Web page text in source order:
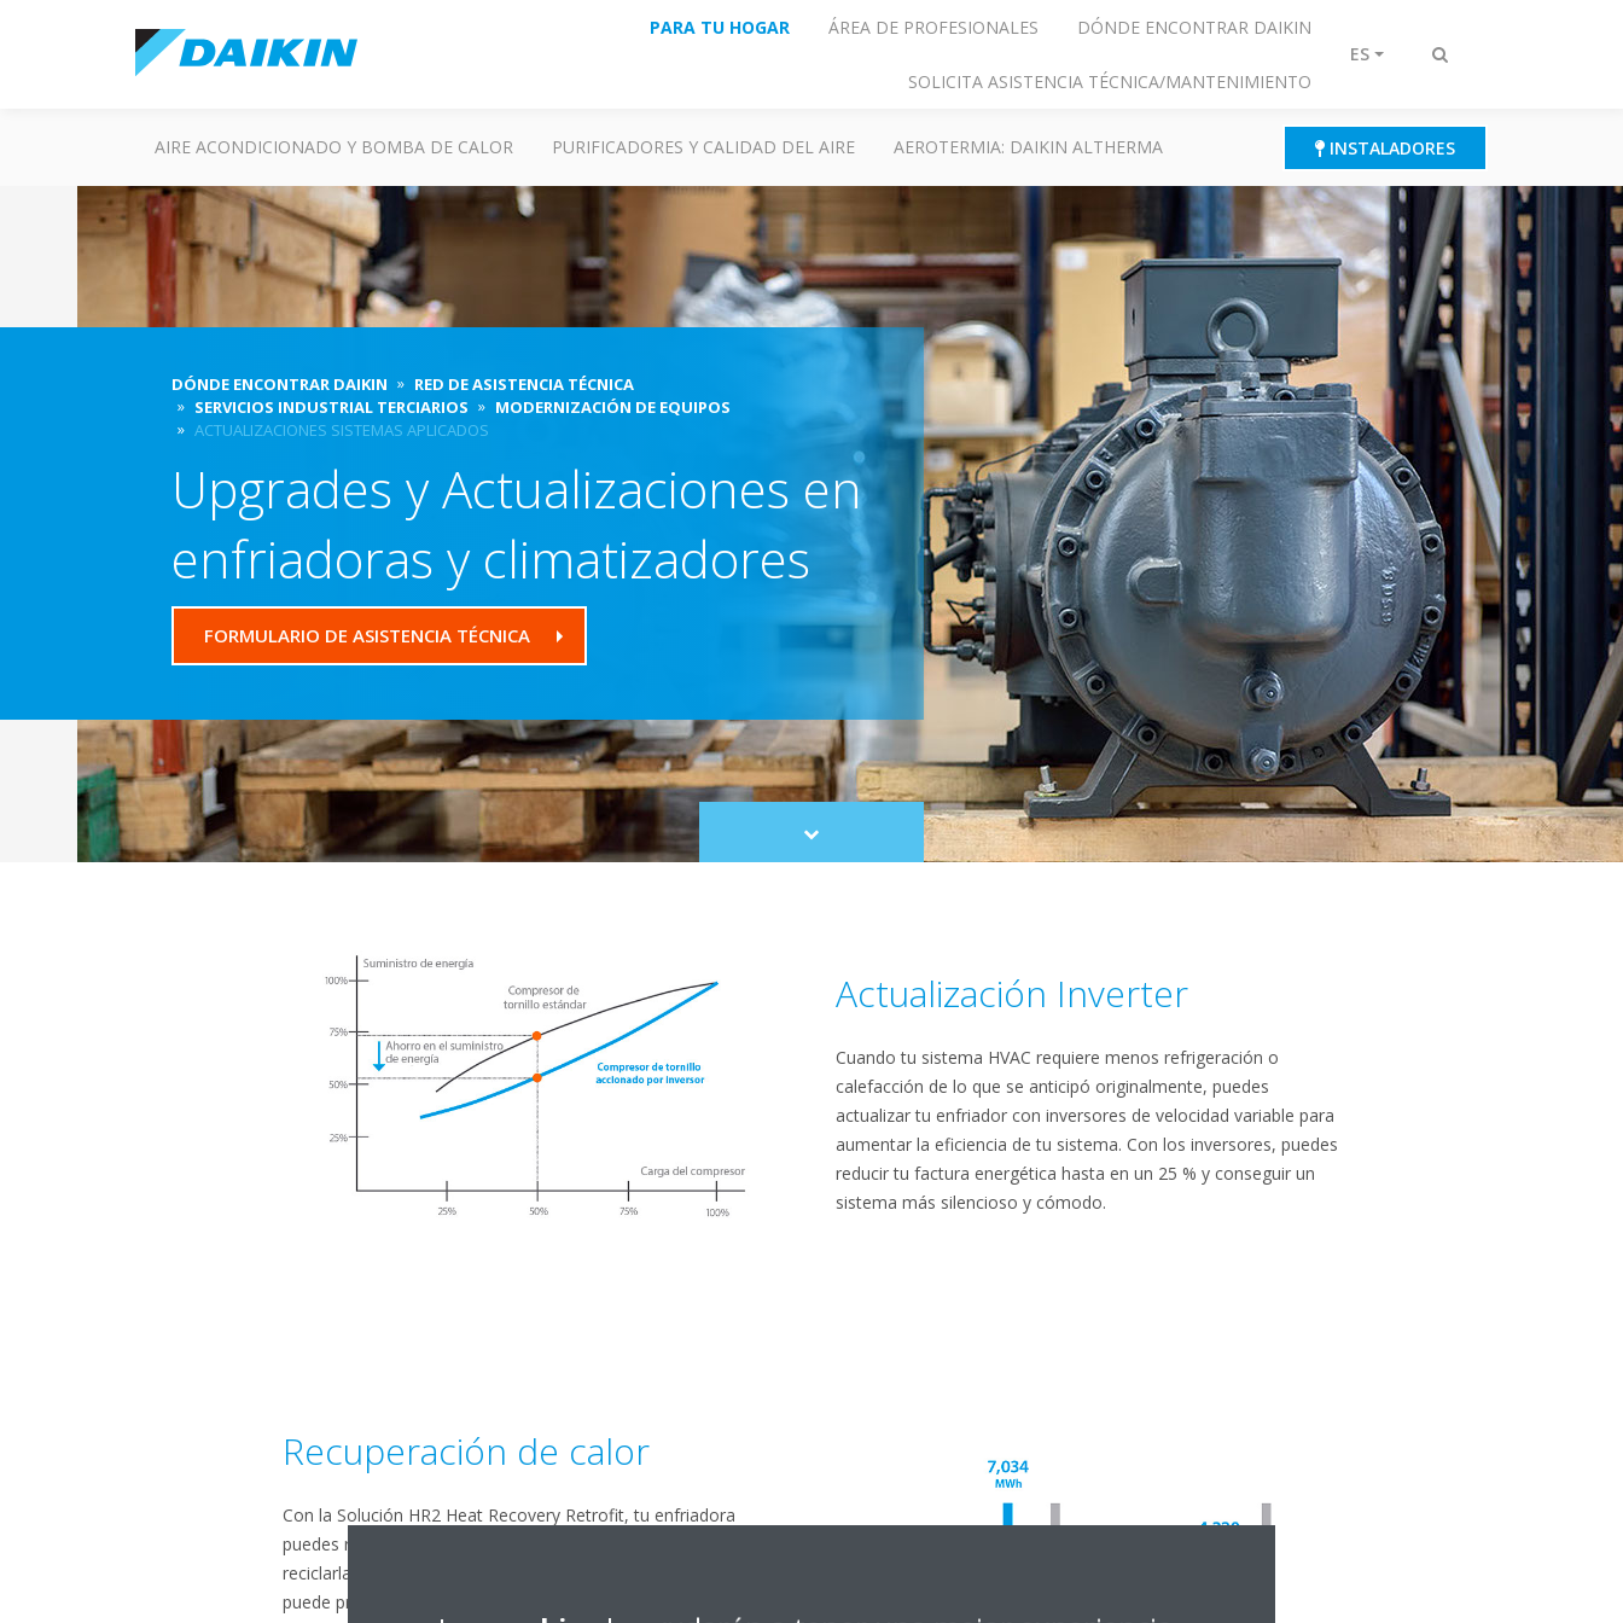
Alternar
PARA TU HOGAR ÁREA DE PROFESIONALES DÓNDE ENCONTRAR DAIKIN
SOLICITA ASISTENCIA TÉCNICA/MANTENIMIENTO
ES
AIRE ACONDICIONADO Y BOMBA DE CALOR PURIFICADORES Y CALIDAD DEL AIRE AEROTERMIA: DAIKIN ALTHERMA INSTALADORES
DÓNDE ENCONTRAR DAIKIN
RED DE ASISTENCIA TÉCNICA
SERVICIOS INDUSTRIAL TERCIARIOS
MODERNIZACIÓN DE EQUIPOS
ACTUALIZACIONES SISTEMAS APLICADOS
Upgrades y Actualizaciones en
enfriadoras y climatizadores
FORMULARIO DE ASISTENCIA TÉCNICA
Scroll
to
Actualización Inverter
Cuando tu sistema HVAC requiere menos refrigeración o
calefacción de lo que se anticipó originalmente, puedes
actualizar tu enfriador con inversores de velocidad variable para
aumentar la eficiencia de tu sistema. Con los inversores, puedes
reducir tu factura energética hasta en un 25 % y conseguir un
sistema más silencioso y cómodo.
Recuperación de calor
Con la Solución HR2 Heat Recovery Retrofit, tu enfriadora
puedes reutilizar la energía que normalmente se desperdicia y
reciclarla para la calefacción. El HR2, un sistema de control que
puede producir calefacción y refrigeración simultáneamente,